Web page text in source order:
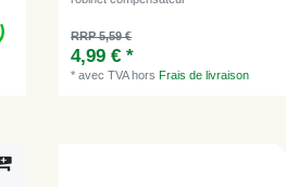
RRP 5,59 €
4,99 € *
*avec TVAhorsFrais de livraison